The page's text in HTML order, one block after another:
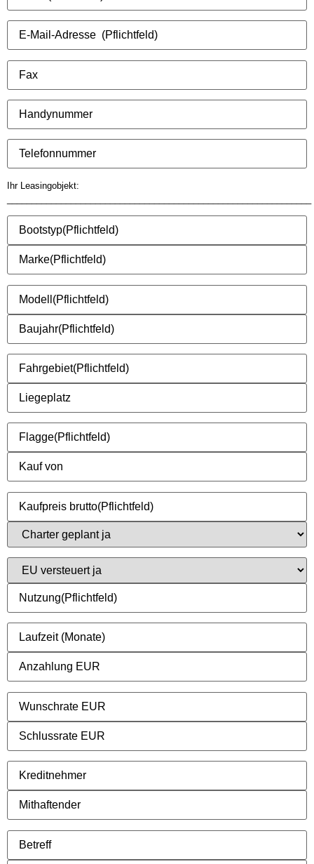
Ihr Leasingobjekt: